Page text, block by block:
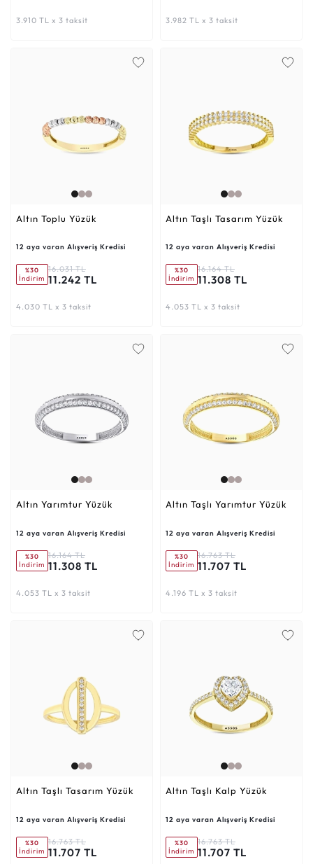
3.910 TL x 3 taksit 3.982 TL x 3 taksit
Altın Toplu Yüzük
12 aya varan Alışveriş Kredisi
%30
İndirim
16.031 TL
11.242 TL
4.030 TL x 3 taksit
Altın Taşlı Tasarım Yüzük
12 aya varan Alışveriş Kredisi
%30
İndirim
16.164 TL
11.308 TL
4.053 TL x 3 taksit
Altın Yarımtur Yüzük
12 aya varan Alışveriş Kredisi
%30
İndirim
16.164 TL
11.308 TL
4.053 TL x 3 taksit
Altın Taşlı Yarımtur Yüzük
12 aya varan Alışveriş Kredisi
%30
İndirim
16.763 TL
11.707 TL
4.196 TL x 3 taksit
Altın Taşlı Tasarım Yüzük
12 aya varan Alışveriş Kredisi
%30
İndirim
16.763 TL
11.707 TL
Altın Taşlı Kalp Yüzük
12 aya varan Alışveriş Kredisi
%30
İndirim
16.763 TL
11.707 TL